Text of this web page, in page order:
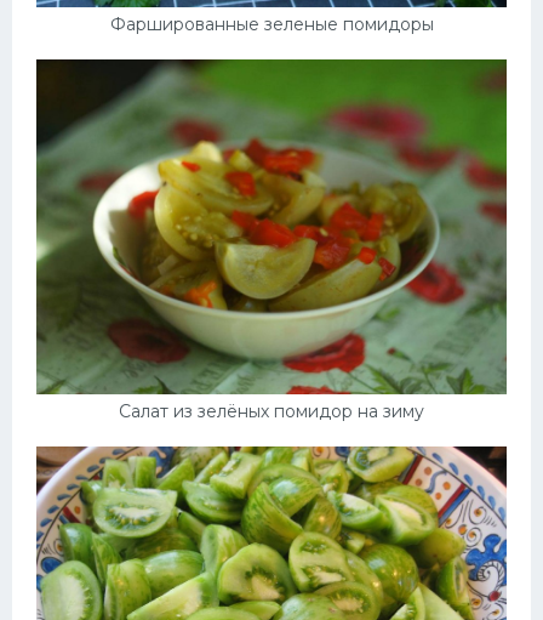
Фаршированные зеленые помидоры
Салат из зелёных помидор на зиму